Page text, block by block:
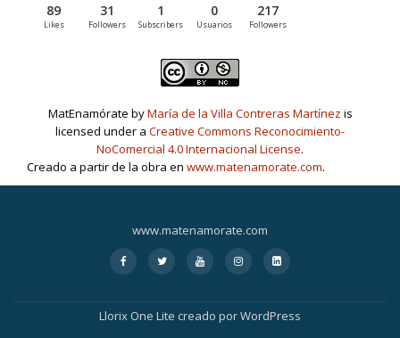
89
Likes
31
Followers
1
Subscribers
0
Usuarios
217
Followers
MatEnamórate byMaría de la Villa Contreras Martínez is
licensed under a Creative Commons Reconocimiento-
NoComercial 4.0 Internacional License.
Creado a partir de la obra en www.matenamorate.com.
www.matenamorate.com
secundario
fa
fa-
fa
fa-
fa
fa-
fa
fa-
fa-
linkedin-
Llorix One Lite creado porWordPress